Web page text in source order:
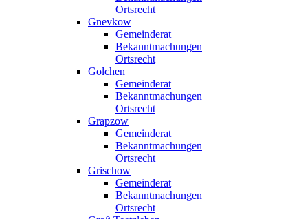
Ortsrecht
Gnevkow
Gemeinderat
Bekanntmachungen
Ortsrecht
Golchen
Gemeinderat
Bekanntmachungen
Ortsrecht
Grapzow
Gemeinderat
Bekanntmachungen
Ortsrecht
Grischow
Gemeinderat
Bekanntmachungen
Ortsrecht